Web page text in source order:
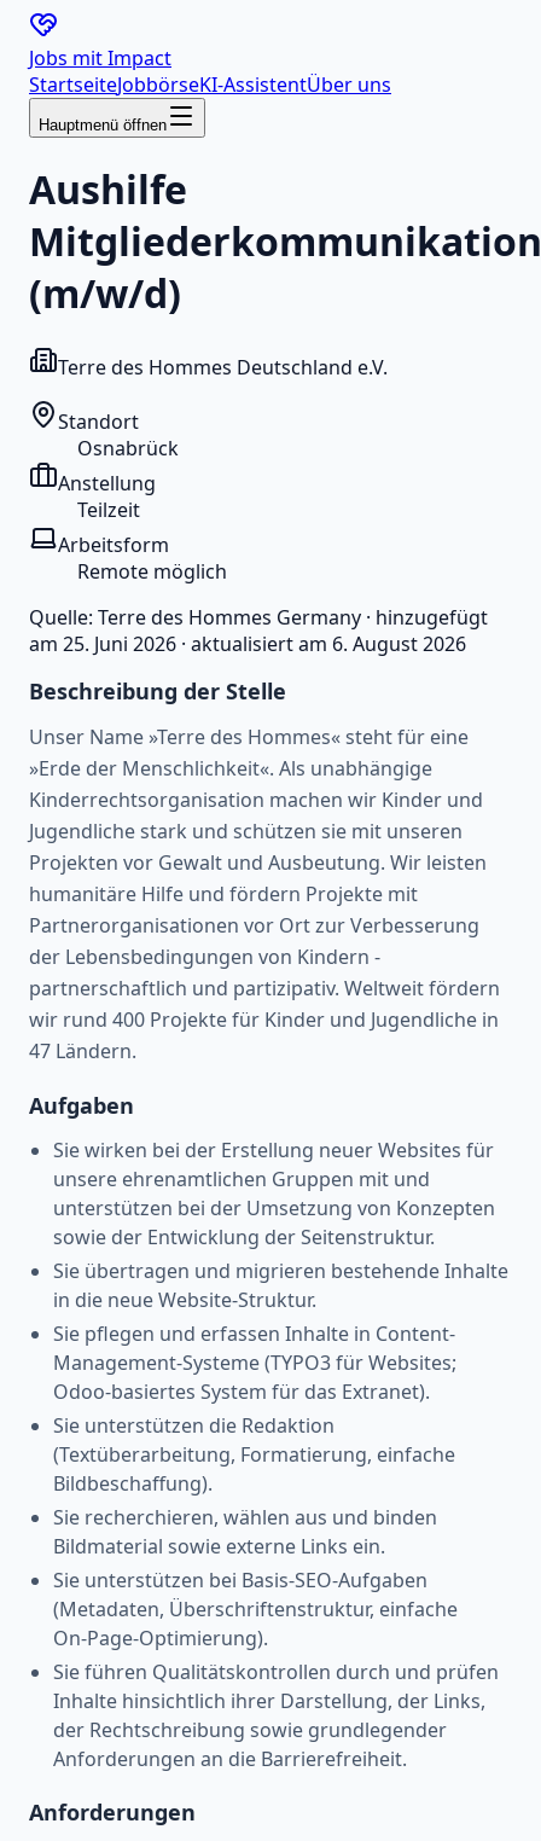
Jobs mitImpact
StartseiteJobbörseKI-AssistentÜber uns
Hauptmenü öffnen
Aushilfe
Mitgliederkommunikation
(m/w/d)
Terre des Hommes Deutschland e.V.
Standort
Osnabrück
Anstellung
Teilzeit
Arbeitsform
Remote möglich
Quelle: Terre des Hommes Germany · hinzugefügt
am 25. Juni 2026 · aktualisiert am 6. August 2026
Beschreibung der Stelle
Unser Name »Terre des Hommes« steht für eine
»Erde der Menschlichkeit«. Als unabhängige
Kinderrechtsorganisation machen wir Kinder und
Jugendliche stark und schützen sie mit unseren
Projekten vor Gewalt und Ausbeutung. Wir leisten
humanitäre Hilfe und fördern Projekte mit
Partnerorganisationen vor Ort zur Verbesserung
der Lebensbedingungen von Kindern -
partnerschaftlich und partizipativ. Weltweit fördern
wir rund 400 Projekte für Kinder und Jugendliche in
47 Ländern.
Aufgaben
Sie wirken bei der Erstellung neuer Websites für
unsere ehrenamtlichen Gruppen mit und
unterstützen bei der Umsetzung von Konzepten
sowie der Entwicklung der Seitenstruktur.
Sie übertragen und migrieren bestehende Inhalte
in die neue Website-Struktur.
Sie pflegen und erfassen Inhalte in Content-
Management-Systeme (TYPO3 für Websites;
Odoo-basiertes System für das Extranet).
Sie unterstützen die Redaktion
(Textüberarbeitung, Formatierung, einfache
Bildbeschaffung).
Sie recherchieren, wählen aus und binden
Bildmaterial sowie externe Links ein.
Sie unterstützen bei Basis-SEO-Aufgaben
(Metadaten, Überschriftenstruktur, einfache
On‑Page‑Optimierung).
Sie führen Qualitätskontrollen durch und prüfen
Inhalte hinsichtlich ihrer Darstellung, der Links,
der Rechtschreibung sowie grundlegender
Anforderungen an die Barrierefreiheit.
Anforderungen